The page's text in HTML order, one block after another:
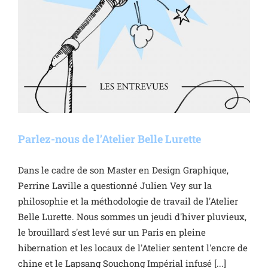
Parlez-nous de l’Atelier Belle Lurette
Dans le cadre de son Master en Design Graphique,
Perrine Laville a questionné Julien Vey sur la
philosophie et la méthodologie de travail de l'Atelier
Belle Lurette. Nous sommes un jeudi d'hiver pluvieux,
le brouillard s'est levé sur un Paris en pleine
hibernation et les locaux de l'Atelier sentent l'encre de
chine et le Lapsang Souchong Impérial infusé [...]